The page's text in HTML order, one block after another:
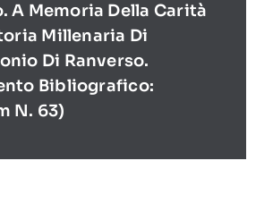
A Memoria Della Carità
Millenaria Di
Di Ranverso.
Bibliografico:
N. 63)